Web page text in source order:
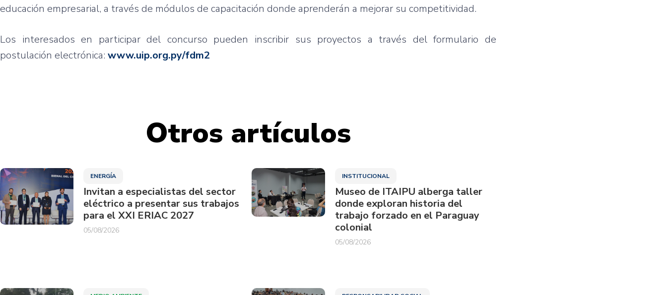
educación empresarial, a través de módulos de capacitación donde aprenderán a mejorar su competitividad.
Los interesados en participar del concurso pueden inscribir sus proyectos a través del formulario de
postulación electrónica: www.uip.org.py/fdm2
Otros artículos
ENERGÍA
Invitan a especialistas del sector
eléctrico a presentar sus trabajos
para el XXI ERIAC 2027
05/08/2026
INSTITUCIONAL
Museo de ITAIPU alberga taller
donde exploran historia del
trabajo forzado en el Paraguay
colonial
05/08/2026